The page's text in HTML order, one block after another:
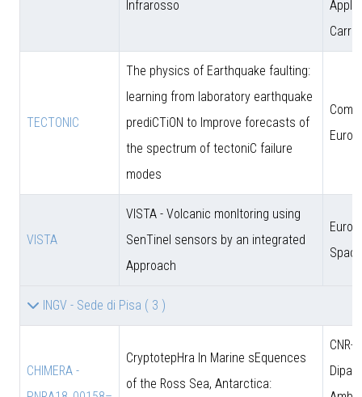
Infrarosso
TECTONIC
The physics of Earthquake faulting:
learning from laboratory earthquake
prediCTiON to Improve forecasts of
the spectrum of tectoniC failure
modes
VISTA
VISTA - Volcanic monItoring using
SenTinel sensors by an integrated
Approach
INGV - Sede di Pisa ( 3 )
CHIMERA -
CryptotepHra In Marine sEquences
of the Ross Sea, Antarctica:
CNR-